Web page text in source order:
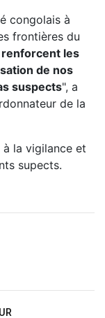
congolais à
frontières du
les
de nos
suspects", a
de la
la vigilance et
supects.